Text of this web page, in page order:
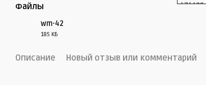
Файлы
wm-42
185 КБ
Описание Новый отзыв или комментарий